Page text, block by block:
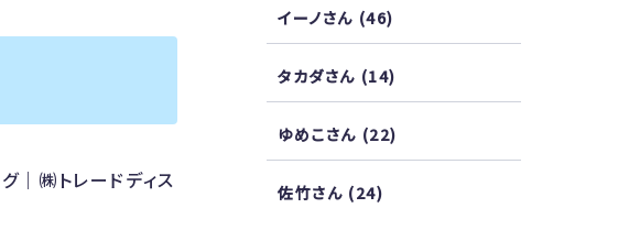
イーノさん (46)
タカダさん (14)
ゆめこさん (22)
佐竹さん (24)